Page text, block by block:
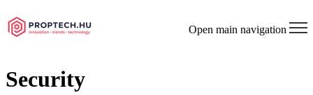
Open main navigation
Security